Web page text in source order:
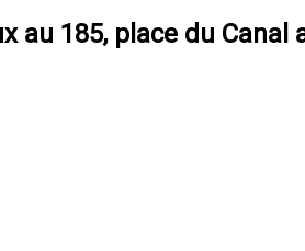
185, place du Canal